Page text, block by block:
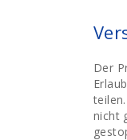
Der
nicht